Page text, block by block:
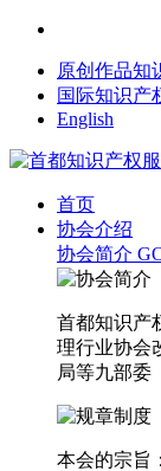
原创作品知
国际知识产
English
首页
协会介绍
协会简介
首都知识产
理行业协会
局等九部
本会的宗旨